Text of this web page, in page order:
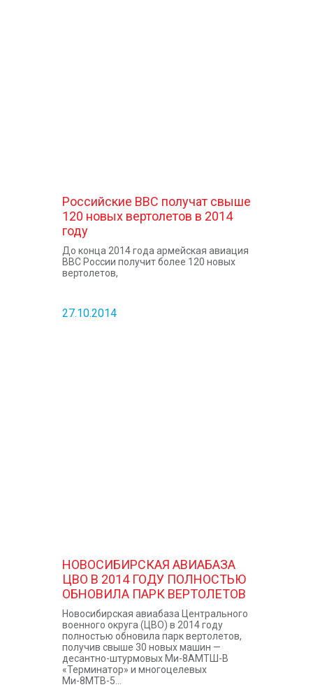
Российские ВВС получат свыше
120 новых вертолетов в 2014
году
До конца 2014 года армейская авиация
ВВС России получит более 120 новых
вертолетов,
27.10.2014
НОВОСИБИРСКАЯ АВИАБАЗА
ЦВО В 2014 ГОДУ ПОЛНОСТЬЮ
ОБНОВИЛА ПАРК ВЕРТОЛЕТОВ
Новосибирская авиабаза Центрального
военного округа (ЦВО) в 2014 году
полностью обновила парк вертолетов,
получив свыше 30 новых машин —
десантно-штурмовых Ми-8АМТШ-В
«Терминатор» и многоцелевых
Ми-8МТВ-5...